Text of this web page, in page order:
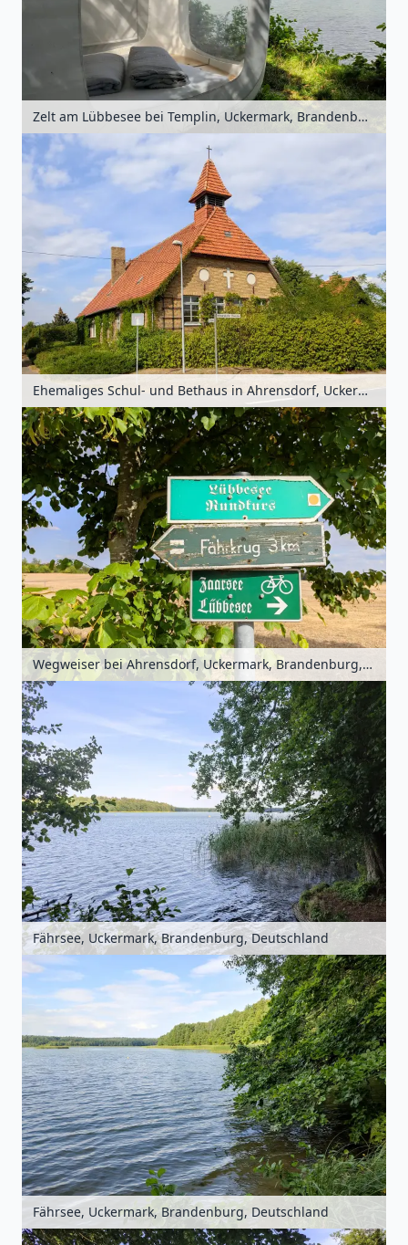
Zelt am Lübbesee bei Templin, Uckermark, Brandenburg, Deutschland
Ehemaliges Schul- und Bethaus in Ahrensdorf, Uckermark, Brandenburg, Deutschland
Wegweiser bei Ahrensdorf, Uckermark, Brandenburg, Deutschland
Fährsee, Uckermark, Brandenburg, Deutschland
Fährsee, Uckermark, Brandenburg, Deutschland